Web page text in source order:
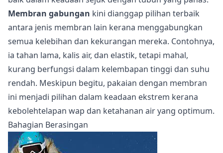
Membran gabungan kini dianggap pilihan terbaik
antara jenis membran lain kerana menggabungkan
semua kelebihan dan kekurangan mereka. Contohnya,
ia tahan lama, kalis air, dan elastik, tetapi mahal,
kurang berfungsi dalam kelembapan tinggi dan suhu
rendah. Meskipun begitu, pakaian dengan membran
ini menjadi pilihan dalam keadaan ekstrem kerana
kebolehtelapan wap dan ketahanan air yang optimum.
Bahagian Berasingan